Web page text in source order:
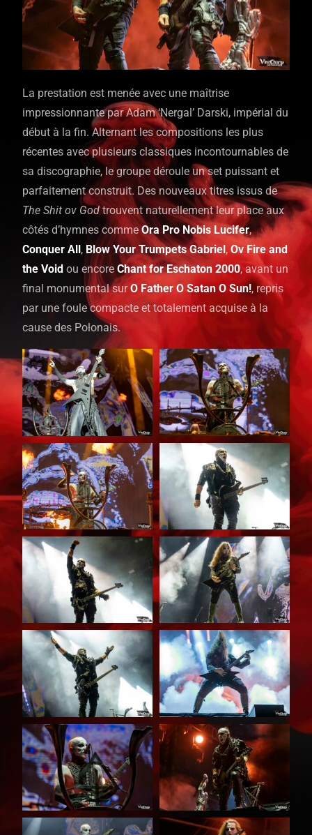
La prestation est menée avec une maîtrise
impressionnante par Adam ‘Nergal’ Darski, impérial du
début à la fin. Alternant les compositions les plus
récentes avec plusieurs classiques incontournables de
sa discographie, le groupe déroule un set puissant et
parfaitement construit. Des nouveaux titres issus de
The Shit ov Godtrouvent naturellement leur place aux
côtés d’hymnes commeOra Pro Nobis Lucifer,
Conquer All , Blow Your Trumpets Gabriel ,Ov Fire and
the Void ou encoreChant for Eschaton 2000, avant un
final monumental surO Father O Satan O Sun!, repris
par une foule compacte et totalement acquise à la
cause des Polonais.